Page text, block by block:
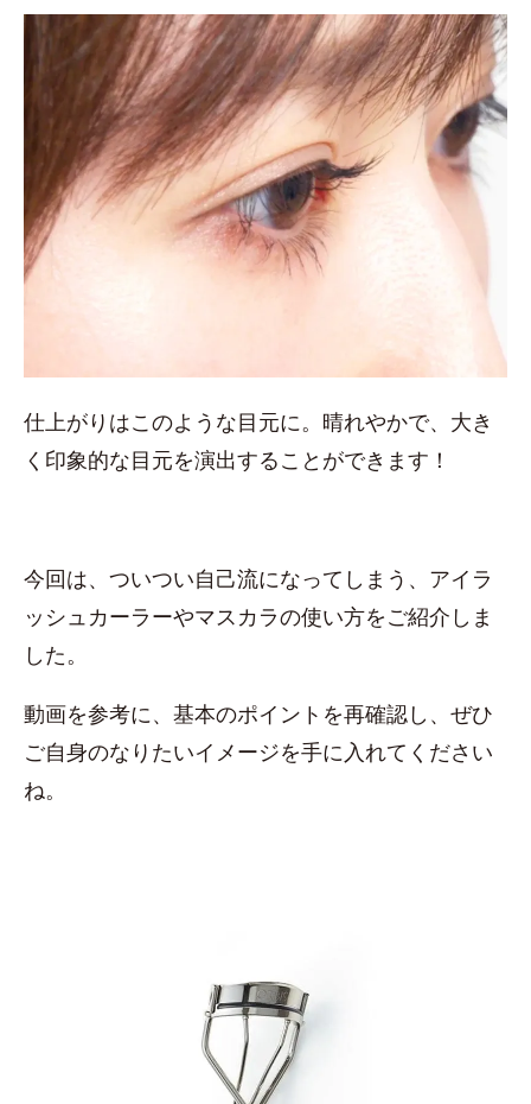
仕上がりはこのような目元に。晴れやかで、大き
く印象的な目元を演出することができます！
今回は、ついつい自己流になってしまう、アイラ
ッシュカーラーやマスカラの使い方をご紹介しま
した。
動画を参考に、基本のポイントを再確認し、ぜひ
ご自身のなりたいイメージを手に入れてください
ね。